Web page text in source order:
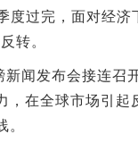
过完，面对经济
转。
发布会接连召
，在全球市场引起
。